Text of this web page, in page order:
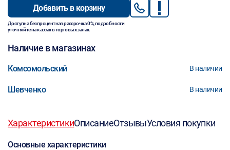
Добавить в корзину
Доступна беспроцентная рассрочка 0%, подробности
уточняйте на кассах в торговых залах.
Наличие в магазинах
Комсомольский В наличии
Шевченко В наличии
ХарактеристикиОписаниеОтзывыУсловия покупки
Основные характеристики